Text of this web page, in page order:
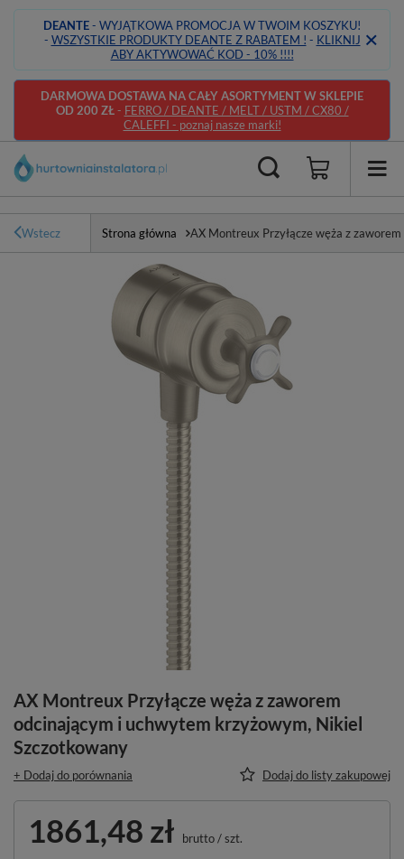
DEANTE- WYJĄTKOWA PROMOCJA W TWOIM KOSZYKU!
- WSZYSTKIE PRODUKTY DEANTE Z RABATEM ! - KLIKNIJ
ABY AKTYWOWAĆ KOD - 10% !!!!
DARMOWA DOSTAWA NA CAŁY ASORTYMENT W SKLEPIE
OD 200 ZŁ- FERRO / DEANTE / MELT / USTM / CX80 /
CALEFFI - poznaj nasze marki!
Wstecz Strona główna AX Montreux Przyłącze węża z
AX Montreux Przyłącze węża z zaworem
odcinającym i uchwytem krzyżowym, Nikiel
Szczotkowany
+ Dodaj do porównania Dodaj do listy zakupowej
1861,48 zł brutto/szt.